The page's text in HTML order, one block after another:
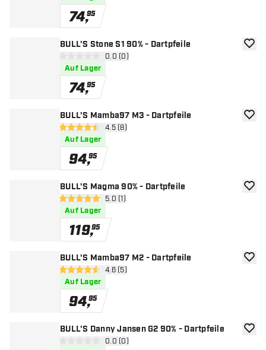
74,95
BULL'S Stone S1 90% - Dartpfeile
Bewertungsbereich öffnen
0 Bewertungssterne
0.0 (0)
Auf Lager
74,95
Zur
BULL'S Mamba97 M3 - Dartpfeile
Bewertungsbereich öffnen
4.5 Bewertungssterne
4.5 (8)
Auf Lager
94,95
Zur
BULL'S Magma 90% - Dartpfeile
Bewertungsbereich öffnen
5 Bewertungssterne
5.0 (1)
Auf Lager
119,95
Zur
BULL'S Mamba97 M2 - Dartpfeile
Bewertungsbereich öffnen
4.6 Bewertungssterne
4.6 (5)
Auf Lager
94,95
Zur
BULL'S Danny Jansen G2 90% - Dartpfeile
Bewertungsbereich öffnen
0 Bewertungssterne
0.0 (0)
Zur